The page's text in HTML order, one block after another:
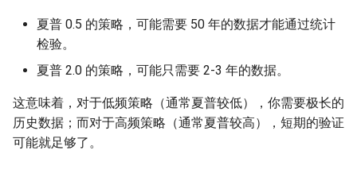
夏普 0.5 的策略，可能需要 50 年的数据才能通过统计
检验。
夏普 2.0 的策略，可能只需要 2-3 年的数据。
这意味着，对于低频策略（通常夏普较低），你需要极长的
历史数据；而对于高频策略（通常夏普较高），短期的验证
可能就足够了。